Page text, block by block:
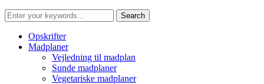
Opskrifter
Madplaner
Vejledning til madplan
Sunde madplaner
Vegetariske madplaner